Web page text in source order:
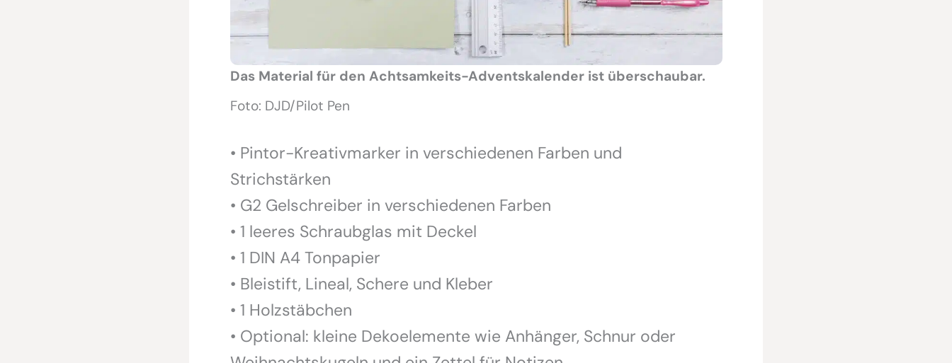
Das Material für den Achtsamkeits-Adventskalender ist überschaubar.
Foto: DJD/Pilot Pen
• Pintor-Kreativmarker in verschiedenen Farben und
Strichstärken
• G2 Gelschreiber in verschiedenen Farben
• 1 leeres Schraubglas mit Deckel
• 1 DIN A4 Tonpapier
• Bleistift, Lineal, Schere und Kleber
• 1 Holzstäbchen
• Optional: kleine Dekoelemente wie Anhänger, Schnur oder